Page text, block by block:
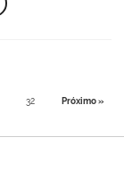
32 Próximo »